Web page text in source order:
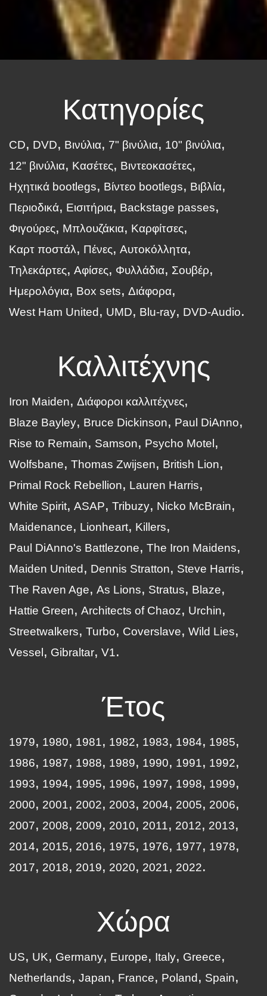
Κατηγορίες
CD DVD Βινύλια 7" βινύλια
10" βινύλια
12" βινύλια
Κασέτες
Βιντεοκασέτες
Ηχητικά bootlegs
Βίντεο bootlegs
Βιβλία
Περιοδικά
Εισιτήρια
Backstage passes
Φιγούρες
Μπλουζάκια
Καρφίτσες
Καρτ ποστάλ
Πένες
Αυτοκόλλητα
Τηλεκάρτες
Αφίσες Φυλλάδια
Σουβέρ
Ημερολόγια
Box sets
Διάφορα
West Ham United
UMD Blu-ray DVD-Audio
Καλλιτέχνης
Iron Maiden
Διάφοροι καλλιτέχνες
Blaze Bayley
Bruce Dickinson
Paul DiAnno
Rise to Remain
Samson
Psycho Motel
Wolfsbane
Thomas Zwijsen
British Lion
Primal Rock Rebellion
Lauren Harris
White Spirit ASAP Tribuzy
Nicko McBrain
Maidenance
Lionheart
Killers
Paul DiAnno's Battlezone
The Iron Maidens
Maiden United
Dennis Stratton
Steve Harris
The Raven Age
As Lions Stratus
Blaze
Hattie Green
Architects of Chaoz
Urchin
Streetwalkers
Turbo Coverslave
Wild Lies
Vessel
Gibraltar V1
Έτος
1979 1980 1981 1982 1983 1984
1985
1986
1987 1988 1989 1990 1991
1992
1993
1994 1995 1996 1997 1998
1999
2000
2001 2002 2003 2004 2005
2006
2007
2008 2009 2010 2011 2012
2013
2014
2015 2016 1975 1976 1977
1978
2017
2018 2019 2020 2021 2022
Χώρα
US UK Germany Europe Italy
Greece
Netherlands
Japan France Poland
Spain